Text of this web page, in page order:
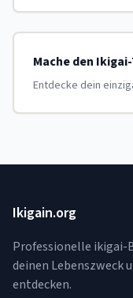
Mache den
Entdecke dein
Ikigain.org
Professionelle
deinen Lebenszweck
entdecken.